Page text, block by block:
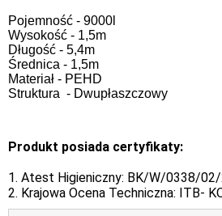
Pojemność - 9000l
Wysokość - 1,5m
Długość - 5,4m
Średnica - 1,5m
Materiał - PEHD
Struktura - Dwupłaszczowy
Produkt posiada certyfikaty:
1. Atest Higieniczny: BK/W/0338/
2. Krajowa Ocena Techniczna: ITB-